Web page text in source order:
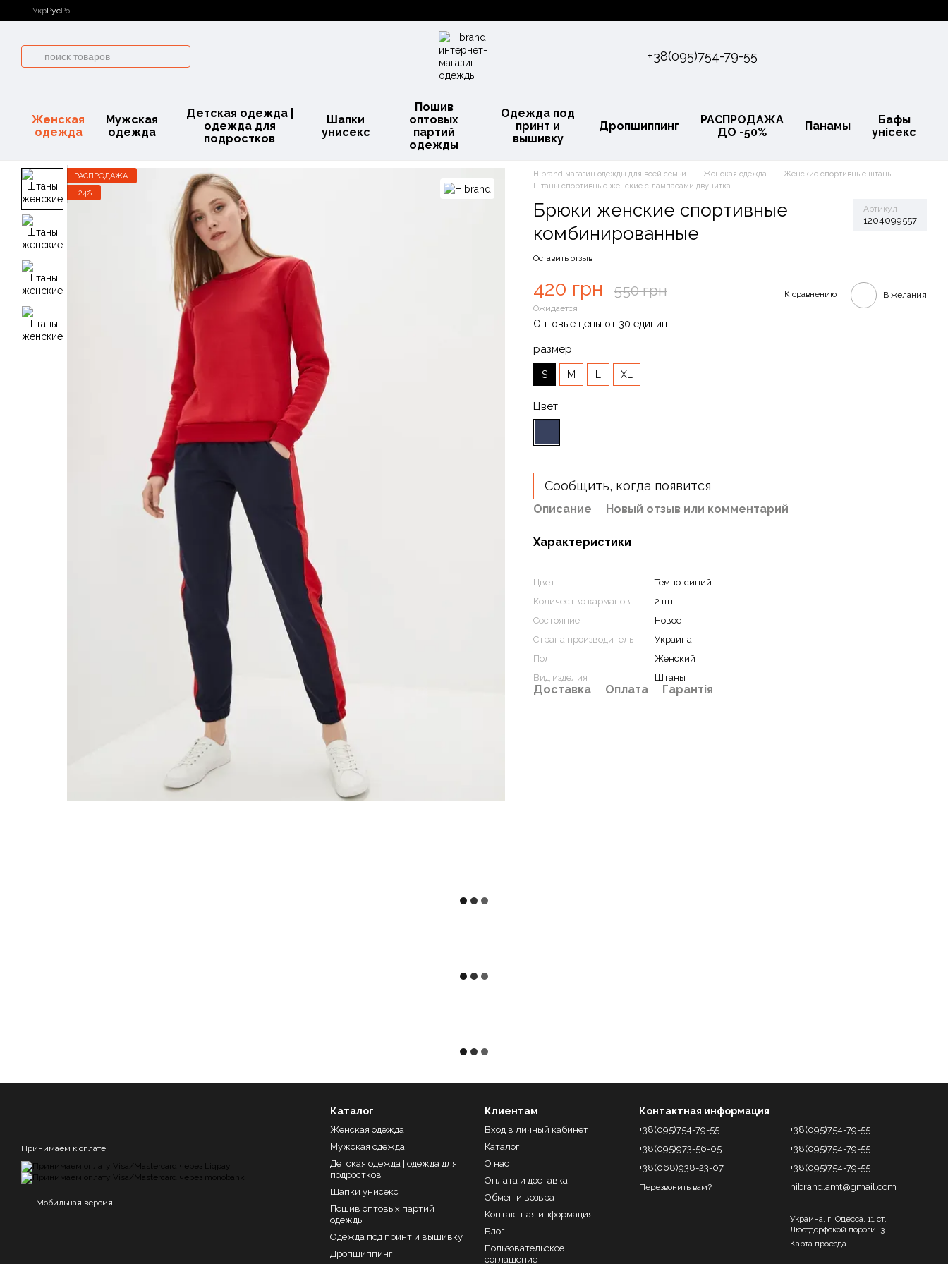
Перейти к основному контенту
УкрРусPol
+38(095)754-79-55
Женская
одежда
Мужская
одежда
Детская одежда |
одежда для
подростков
Шапки
унисекс
Пошив
оптовых
партий
одежды
Одежда под
принт и
вышивку
Дропшиппинг
РАСПРОДАЖА
ДО -50%
Панамы
Бафы
унісекс
РАСПРОДАЖА
−24%
Hibrand магазин одежды для всей семьи Женская одежда
Женские спортивные штаны
Штаны спортивные женские с лампасами двунитка
Брюки женские спортивные
комбинированные
Артикул
1204099557
Оставить отзыв
420 грн 550 грн
Ожидается
К сравнению В желания
Оптовые цены от 30 единиц
размер
S M XL
Цвет
Сообщить, когда появится
Описание Новый отзыв или комментарий
Характеристики
Цвет
Темно-синий
Количество карманов
2 шт.
Состояние
Новое
Страна производитель
Украина
Пол
Женский
Вид изделия
Штаны
Доставка Оплата Гарантія
Принимаем к оплате
Мобильная версия
Каталог
Женская одежда
Мужская одежда
Детская одежда | одежда для
подростков
Шапки унисекс
Пошив оптовых партий
одежды
Одежда под принт и вышивку
Дропшиппинг
Клиентам
Вход в личный кабинет
Каталог
О нас
Оплата и доставка
Обмен и возврат
Контактная информация
Блог
Пользовательское
соглашение
Контактная информация
+38(095)754-79-55
+38(095)973-56-05
+38(068)938-23-07
Перезвонить вам?
+38(095)754-79-55
+38(095)754-79-55
+38(095)754-79-55
hibrand.amt@gmail.com
Украина, г. Одесса, 11 ст.
Люстдорфской дороги, 3
Карта проезда